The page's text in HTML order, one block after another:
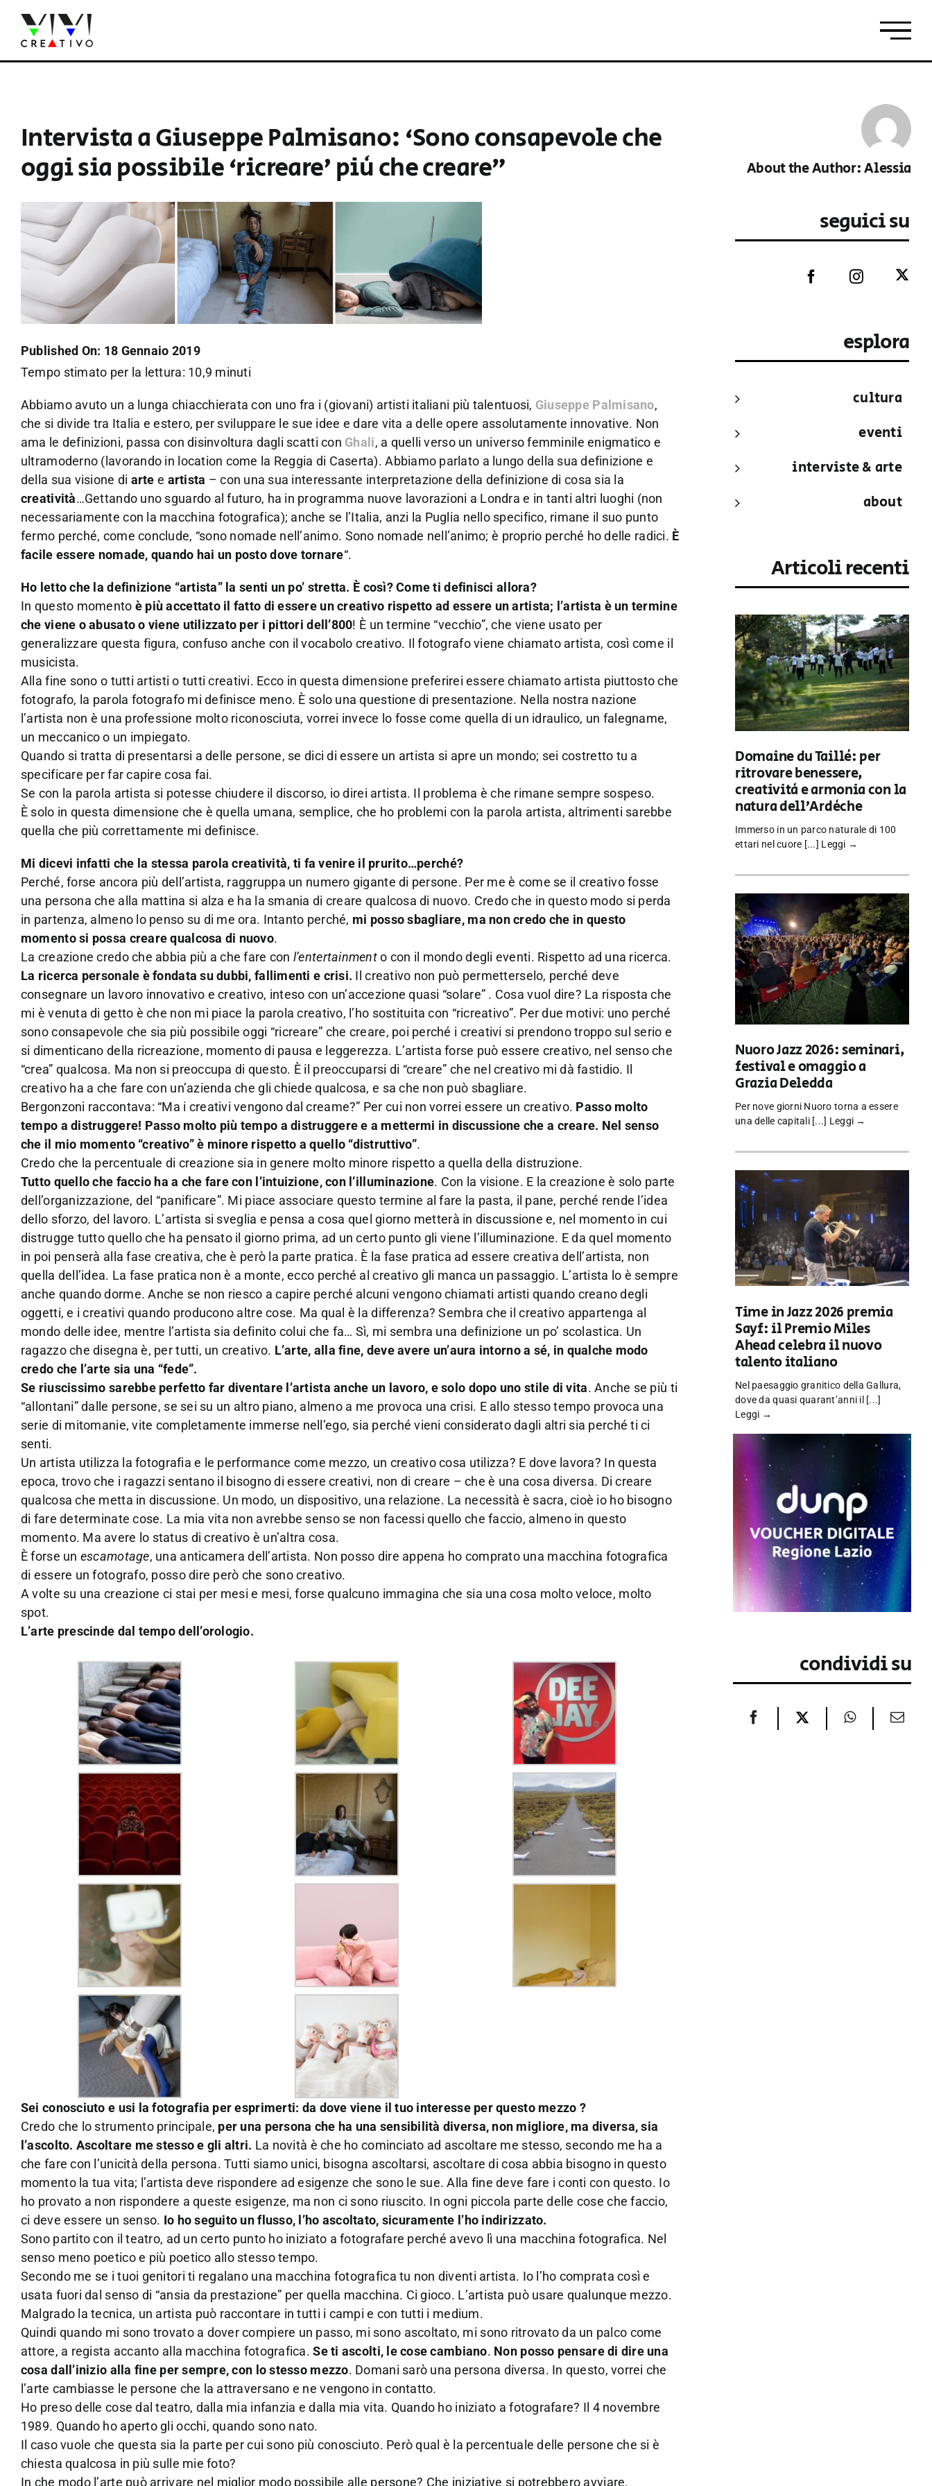
contenuto
Intervista a Giuseppe Palmisano: ‘Sono consapevole che
oggi sia possibile ‘ricreare’ più che creare”
About the Author:Alessia
Published On: 18 Gennaio 2019
Tempo stimato per la lettura: 10,9 minuti
Abbiamo avuto un a lunga chiacchierata con uno fra i (giovani) artisti italiani più talentuosi, Giuseppe Palmisano,
che si divide tra Italia e estero, per sviluppare le sue idee e dare vita a delle opere assolutamente innovative. Non
ama le definizioni, passa con disinvoltura dagli scatti con Ghali, a quelli verso un universo femminile enigmatico e
ultramoderno (lavorando in location come la Reggia di Caserta). Abbiamo parlato a lungo della sua definizione e
della sua visione di arte e artista – con una sua interessante interpretazione della definizione di cosa sia la
creatività…Gettando uno sguardo al futuro, ha in programma nuove lavorazioni a Londra e in tanti altri luoghi (non
necessariamente con la macchina fotografica); anche se l’Italia, anzi la Puglia nello specifico, rimane il suo punto
fermo perché, come conclude, “sono nomade nell’animo. Sono nomade nell’animo; è proprio perché ho delle radici. È
facile essere nomade, quando hai un posto dove tornare“.
Ho letto che la definizione “artista” la senti un po’ stretta. È così? Come ti definisci allora?
In questo momento è più accettato il fatto di essere un creativo rispetto ad essere un artista; l’artista è un termine
che viene o abusato o viene utilizzato per i pittori dell’800! È un termine “vecchio”, che viene usato per
generalizzare questa figura, confuso anche con il vocabolo creativo. Il fotografo viene chiamato artista, così come il
musicista.
Alla fine sono o tutti artisti o tutti creativi. Ecco in questa dimensione preferirei essere chiamato artista piuttosto che
fotografo, la parola fotografo mi definisce meno. È solo una questione di presentazione. Nella nostra nazione
l’artista non è una professione molto riconosciuta, vorrei invece lo fosse come quella di un idraulico, un falegname,
un meccanico o un impiegato.
Quando si tratta di presentarsi a delle persone, se dici di essere un artista si apre un mondo; sei costretto tu a
specificare per far capire cosa fai.
Se con la parola artista si potesse chiudere il discorso, io direi artista. Il problema è che rimane sempre sospeso.
È solo in questa dimensione che è quella umana, semplice, che ho problemi con la parola artista, altrimenti sarebbe
quella che più correttamente mi definisce.
Mi dicevi infatti che la stessa parola creatività, ti fa venire il prurito…perché?
Perché, forse ancora più dell’artista, raggruppa un numero gigante di persone. Per me è come se il creativo fosse
una persona che alla mattina si alza e ha la smania di creare qualcosa di nuovo. Credo che in questo modo si perda
in partenza, almeno lo penso su di me ora. Intanto perché, mi posso sbagliare, ma non credo che in questo
momento si possa creare qualcosa di nuovo.
La creazione credo che abbia più a che fare con l’entertainmento con il mondo degli eventi. Rispetto ad una ricerca.
La ricerca personale è fondata su dubbi, fallimenti e crisi. Il creativo non può permetterselo, perché deve
consegnare un lavoro innovativo e creativo, inteso con un’accezione quasi “solare” . Cosa vuol dire? La risposta che
mi è venuta di getto è che non mi piace la parola creativo, l’ho sostituita con “ricreativo”. Per due motivi: uno perché
sono consapevole che sia più possibile oggi “ricreare” che creare, poi perché i creativi si prendono troppo sul serio e
si dimenticano della ricreazione, momento di pausa e leggerezza. L’artista forse può essere creativo, nel senso che
“crea” qualcosa. Ma non si preoccupa di questo. È il preoccuparsi di “creare” che nel creativo mi dà fastidio. Il
creativo ha a che fare con un’azienda che gli chiede qualcosa, e sa che non può sbagliare.
Bergonzoni raccontava: “Ma i creativi vengono dal creame?” Per cui non vorrei essere un creativo. Passo molto
tempo a distruggere! Passo molto più tempo a distruggere e a mettermi in discussione che a creare. Nel senso
che il mio momento “creativo” è minore rispetto a quello “distruttivo”.
Credo che la percentuale di creazione sia in genere molto minore rispetto a quella della distruzione.
Tutto quello che faccio ha a che fare con l’intuizione, con l’illuminazione. Con la visione. E la creazione è solo parte
dell’organizzazione, del “panificare”. Mi piace associare questo termine al fare la pasta, il pane, perché rende l’idea
dello sforzo, del lavoro. L’artista si sveglia e pensa a cosa quel giorno metterà in discussione e, nel momento in cui
distrugge tutto quello che ha pensato il giorno prima, ad un certo punto gli viene l’illuminazione. E da quel momento
in poi penserà alla fase creativa, che è però la parte pratica. È la fase pratica ad essere creativa dell’artista, non
quella dell’idea. La fase pratica non è a monte, ecco perché al creativo gli manca un passaggio. L’artista lo è sempre
anche quando dorme. Anche se non riesco a capire perché alcuni vengono chiamati artisti quando creano degli
oggetti, e i creativi quando producono altre cose. Ma qual è la differenza? Sembra che il creativo appartenga al
mondo delle idee, mentre l’artista sia definito colui che fa… Sì, mi sembra una definizione un po’ scolastica. Un
ragazzo che disegna è, per tutti, un creativo. L’arte, alla fine, deve avere un’aura intorno a sé, in qualche modo
credo che l’arte sia una “fede”.
Se riuscissimo sarebbe perfetto far diventare l’artista anche un lavoro, e solo dopo uno stile di vita. Anche se più ti
“allontani” dalle persone, se sei su un altro piano, almeno a me provoca una crisi. E allo stesso tempo provoca una
serie di mitomanie, vite completamente immerse nell’ego, sia perché vieni considerato dagli altri sia perché ti ci
senti.
Un artista utilizza la fotografia e le performance come mezzo, un creativo cosa utilizza? E dove lavora? In questa
epoca, trovo che i ragazzi sentano il bisogno di essere creativi, non di creare – che è una cosa diversa. Di creare
qualcosa che metta in discussione. Un modo, un dispositivo, una relazione. La necessità è sacra, cioè io ho bisogno
di fare determinate cose. La mia vita non avrebbe senso se non facessi quello che faccio, almeno in questo
momento. Ma avere lo status di creativo è un’altra cosa.
È forse un escamotage, una anticamera dell’artista. Non posso dire appena ho comprato una macchina fotografica
di essere un fotografo, posso dire però che sono creativo.
A volte su una creazione ci stai per mesi e mesi, forse qualcuno immagina che sia una cosa molto veloce, molto
spot.
L’arte prescinde dal tempo dell’orologio.
Sei conosciuto e usi la fotografia per esprimerti: da dove viene il tuo interesse per questo mezzo ?
Credo che lo strumento principale, per una persona che ha una sensibilità diversa, non migliore, ma diversa, sia
l’ascolto. Ascoltare me stesso e gli altri. La novità è che ho cominciato ad ascoltare me stesso, secondo me ha a
che fare con l’unicità della persona. Tutti siamo unici, bisogna ascoltarsi, ascoltare di cosa abbia bisogno in questo
momento la tua vita; l’artista deve rispondere ad esigenze che sono le sue. Alla fine deve fare i conti con questo. Io
ho provato a non rispondere a queste esigenze, ma non ci sono riuscito. In ogni piccola parte delle cose che faccio,
ci deve essere un senso. Io ho seguito un flusso, l’ho ascoltato, sicuramente l’ho indirizzato.
Sono partito con il teatro, ad un certo punto ho iniziato a fotografare perché avevo lì una macchina fotografica. Nel
senso meno poetico e più poetico allo stesso tempo.
Secondo me se i tuoi genitori ti regalano una macchina fotografica tu non diventi artista. Io l’ho comprata così e
usata fuori dal senso di “ansia da prestazione” per quella macchina. Ci gioco. L’artista può usare qualunque mezzo.
Malgrado la tecnica, un artista può raccontare in tutti i campi e con tutti i medium.
Quindi quando mi sono trovato a dover compiere un passo, mi sono ascoltato, mi sono ritrovato da un palco come
attore, a regista accanto alla macchina fotografica.Se ti ascolti, le cose cambiano. Non posso pensare di dire una
cosa dall’inizio alla fine per sempre, con lo stesso mezzo. Domani sarò una persona diversa. In questo, vorrei che
l’arte cambiasse le persone che la attraversano e ne vengono in contatto.
Ho preso delle cose dal teatro, dalla mia infanzia e dalla mia vita. Quando ho iniziato a fotografare? Il 4 novembre
1989. Quando ho aperto gli occhi, quando sono nato.
Il caso vuole che questa sia la parte per cui sono più conosciuto. Però qual è la percentuale delle persone che si è
chiesta qualcosa in più sulle mie foto?
In che modo l’arte può arrivare nel miglior modo possibile alle persone? Che iniziative si potrebbero avviare,
seguici su
esplora
cultura
eventi
interviste & arte
about
Articoli recenti
Domaine du Taillé: per
ritrovare benessere,
creatività e armonia con la
natura dell’Ardèche
Immerso in un parco naturale di 100
ettari nel cuore [...] Leggi →
Nuoro Jazz 2026: seminari,
festival e omaggio a
Grazia Deledda
Per nove giorni Nuoro torna a essere
una delle capitali [...] Leggi →
Time in Jazz 2026 premia
Sayf: il Premio Miles
Ahead celebra il nuovo
talento italiano
Nel paesaggio granitico della Gallura,
dove da quasi quarant’anni il [...]
Leggi →
condividi su